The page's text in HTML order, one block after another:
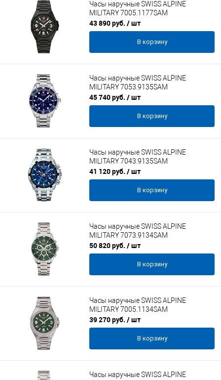
Часы наручные SWISS ALPINE
MILITARY 7005.1177SAM
43 890 руб. / шт
В корзину
Часы наручные SWISS ALPINE
MILITARY 7053.9135SAM
45 740 руб. / шт
В корзину
Часы наручные SWISS ALPINE
MILITARY 7043.9135SAM
41 120 руб. / шт
В корзину
Часы наручные SWISS ALPINE
MILITARY 7073.9134SAM
50 820 руб. / шт
В корзину
Часы наручные SWISS ALPINE
MILITARY 7005.1134SAM
39 270 руб. / шт
В корзину
Часы наручные SWISS ALPINE